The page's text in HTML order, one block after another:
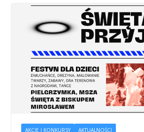
AKCJE I KONKURSY AKTUALNOŚCI